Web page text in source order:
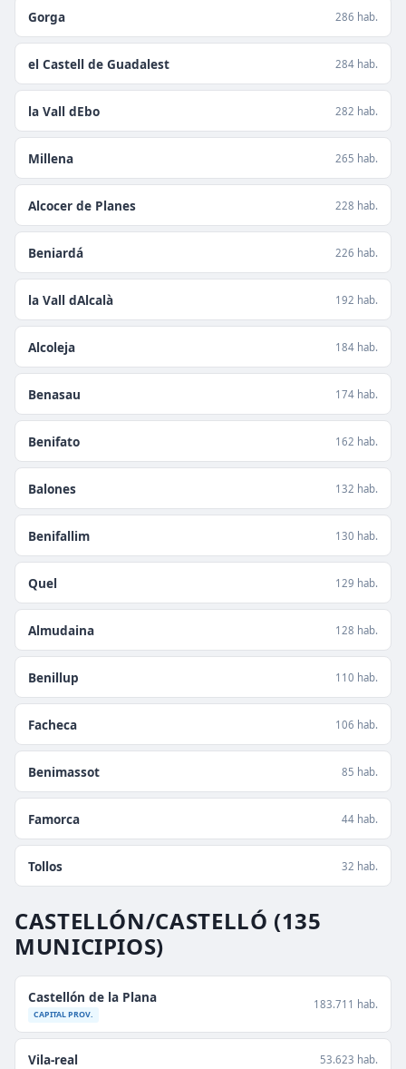
Gorga 286 hab.
el Castell de Guadalest 284 hab.
la Vall dEbo 282 hab.
Millena 265 hab.
Alcocer de Planes 228 hab.
Beniardá 226 hab.
la Vall dAlcalà 192 hab.
Alcoleja 184 hab.
Benasau 174 hab.
Benifato 162 hab.
Balones 132 hab.
Benifallim 130 hab.
Quel 129 hab.
Almudaina 128 hab.
Benillup 110 hab.
Facheca 106 hab.
Benimassot 85 hab.
Famorca 44 hab.
Tollos 32 hab.
CASTELLÓN/CASTELLÓ (135
MUNICIPIOS)
Castellón de la Plana
CAPITAL PROV.
183.711 hab.
Vila-real 53.623 hab.